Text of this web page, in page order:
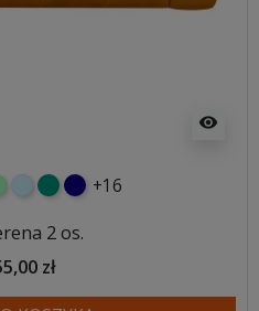
visibility
błękitnyturkusowy
granatowy
+16
2 os.
zł